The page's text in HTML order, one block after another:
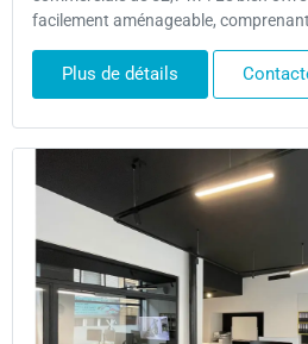
facilement aménageable,
Plus de détails